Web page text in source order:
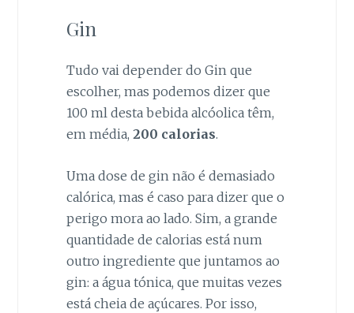
Gin
Tudo vai depender do Gin que
escolher, mas podemos dizer que
100 ml desta bebida alcóolica têm,
em média, 200 calorias.
Uma dose de gin não é demasiado
calórica, mas é caso para dizer que o
perigo mora ao lado. Sim, a grande
quantidade de calorias está num
outro ingrediente que juntamos ao
gin: a água tónica, que muitas vezes
está cheia de açúcares. Por isso,
ofertas.